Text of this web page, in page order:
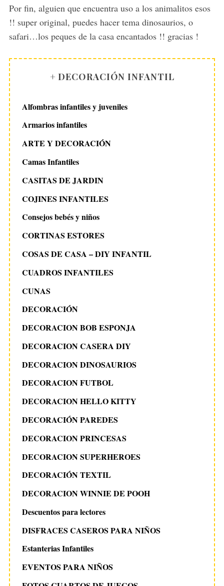
s
:
Por fin, alguien que encuentra uso a los animalitos esos
!! super original, puedes hacer tema dinosaurios, o
safari…los peques de la casa encantados !! gracias !
+ DECORACIÓN INFANTIL
Alfombras infantiles y juveniles
Armarios infantiles
ARTE Y DECORACIÓN
Camas Infantiles
CASITAS DE JARDIN
COJINES INFANTILES
Consejos bebés y niños
CORTINAS ESTORES
COSAS DE CASA – DIY INFANTIL
CUADROS INFANTILES
CUNAS
DECORACIÓN
DECORACION BOB ESPONJA
DECORACION CASERA DIY
DECORACION DINOSAURIOS
DECORACION FUTBOL
DECORACION HELLO KITTY
DECORACIÓN PAREDES
DECORACION PRINCESAS
DECORACION SUPERHEROES
DECORACIÓN TEXTIL
DECORACION WINNIE DE POOH
Descuentos para lectores
DISFRACES CASEROS PARA NIÑOS
Estanterias Infantiles
EVENTOS PARA NIÑOS